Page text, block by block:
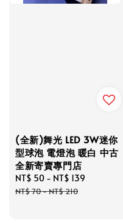
(全新)舞光 LED 3W迷你
型球泡 電燈泡 暖白 中古
全新寄賣專門店
Sale
price
NT$ 50 - NT$ 139
NT$ 70-NT$ 210